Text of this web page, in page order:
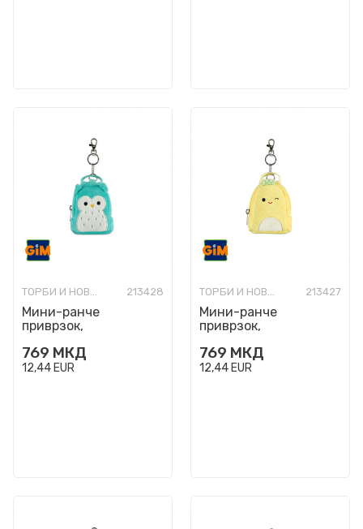
ТОРБИ И НОВЧАНИЦИ МОДНИ 213428
Мини-ранче
приврзок,
Winston
769 МКД
12,44 EUR
ТОРБИ И НОВЧАНИЦИ МОДНИ 213427
Мини-ранче
приврзок,
769 МКД
12,44 EUR